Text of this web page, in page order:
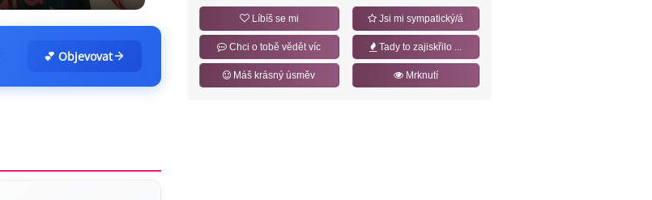
💕 Objevovat
Líbíš se mi Jsi mi sympatický/á
Chci o tobě vědět víc Tady to zajiskřilo ...
Máš krásný úsměv Mrknutí